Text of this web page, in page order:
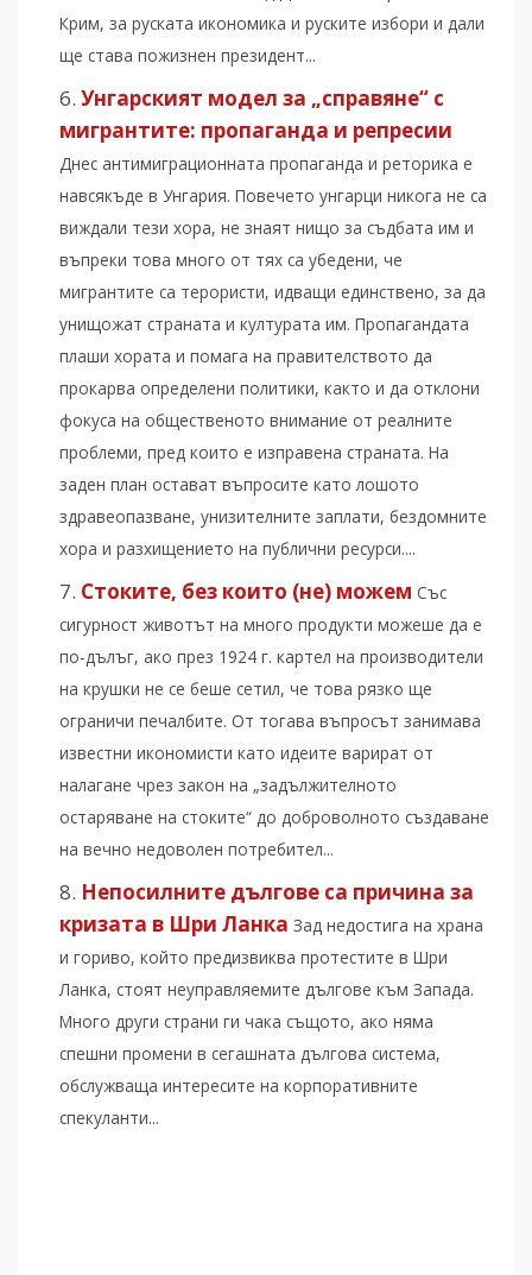
Крим, за руската икономика и руските избори и дали
ще става пожизнен президент...
Унгарският модел за „справяне“ с
мигрантите: пропаганда и репресии
Днес антимиграционната пропаганда и реторика е
навсякъде в Унгария. Повечето унгарци никога не са
виждали тези хора, не знаят нищо за съдбата им и
въпреки това много от тях са убедени, че
мигрантите са терористи, идващи единствено, за да
унищожат страната и културата им. Пропагандата
плаши хората и помага на правителството да
прокарва определени политики, както и да отклони
фокуса на общественото внимание от реалните
проблеми, пред които е изправена страната. На
заден план остават въпросите като лошото
здравеопазване, унизителните заплати, бездомните
хора и разхищението на публични ресурси....
Стоките, без които (не) можем Със
сигурност животът на много продукти можеше да е
по-дълъг, ако през 1924 г. картел на производители
на крушки не се беше сетил, че това рязко ще
ограничи печалбите. От тогава въпросът занимава
известни икономисти като идеите варират от
налагане чрез закон на „задължителното
остаряване на стоките“ до доброволното създаване
на вечно недоволен потребител...
Непосилните дългове са причина за
кризата в Шри Ланка Зад недостига на храна
и гориво, който предизвиква протестите в Шри
Ланка, стоят неуправляемите дългове към Запада.
Много други страни ги чака същото, ако няма
спешни промени в сегашната дългова система,
обслужваща интересите на корпоративните
спекуланти...